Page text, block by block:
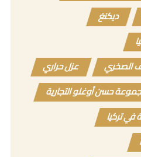
ديكنغ
الصخري
عزل حراري
حسن أوغلو التجارية
في تركيا